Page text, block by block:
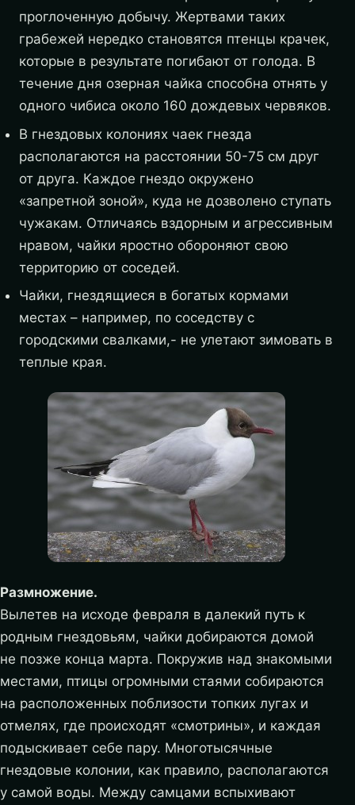
проглоченную добычу. Жертвами таких
грабежей нередко становятся птенцы крачек,
которые в результате погибают от голода. В
течение дня озерная чайка способна отнять у
одного чибиса около 160 дождевых червяков.
В гнездовых колониях чаек гнезда
располагаются на расстоянии 50-75 см друг
от друга. Каждое гнездо окружено
«запретной зоной», куда не дозволено ступать
чужакам. Отличаясь вздорным и агрессивным
нравом, чайки яростно обороняют свою
территорию от соседей.
Чайки, гнездящиеся в богатых кормами
местах – например, по соседству с
городскими свалками,- не улетают зимовать в
теплые края.
Размножение.
Вылетев на исходе февраля в далекий путь к
родным гнездовьям, чайки добираются домой
не позже конца марта. Покружив над знакомыми
местами, птицы огромными стаями собираются
на расположенных поблизости топких лугах и
отмелях, где происходят «смотрины», и каждая
подыскивает себе пару. Многотысячные
гнездовые колонии, как правило, располагаются
у самой воды. Между самцами вспыхивают